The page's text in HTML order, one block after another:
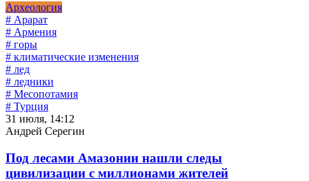
Археология
# Арарат
# Армения
# горы
# климатические изменения
# лед
# ледники
# Месопотамия
# Турция
31 июля, 14:12
Андрей Серегин
Под лесами Амазонии нашли следы
цивилизации с миллионами жителей